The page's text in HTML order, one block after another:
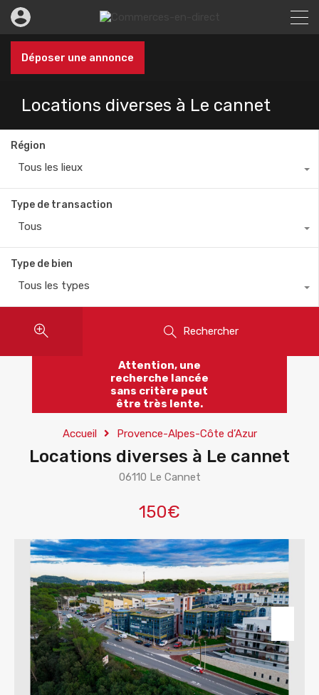
Déposer une annonce
Locations diverses à Le cannet
Région
Tous les lieux
Type de transaction
Tous
Type de bien
Tous les types
Rechercher
Attention, une
recherche lancée
sans critère peut
être très lente.
Accueil Provence-Alpes-Côte d’Azur
Locations diverses à Le cannet
06110 Le Cannet
150€